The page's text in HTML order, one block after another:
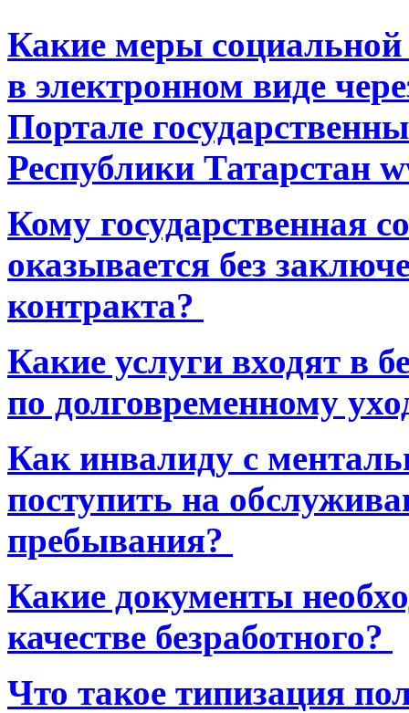
Какие меры
в электронном виде
Портале
Республики Татарстан
Кому государственная
оказывается без
контракта?
Какие услуги входят в
по долговременному
Как инвалиду с
поступить на
пребывания?
Какие документы
качестве безработного?
Что такое типизация